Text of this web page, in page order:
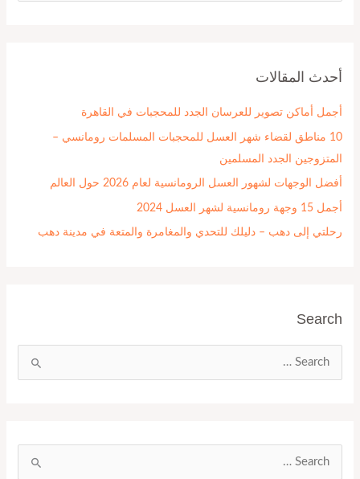
ث
ن
:
أحدث المقالات
أجمل أماكن تصوير للعرسان الجدد للمحجبات في القاهرة
10 مناطق لقضاء شهر العسل للمحجبات المسلمات رومانسي –
المتزوجين الجدد المسلمين
أفضل الوجهات لشهور العسل الرومانسية لعام 2026 حول العالم
أجمل 15 وجهة رومانسية لشهر العسل 2024
رحلتي إلى دهب – دليلك للتحدي والمغامرة والمتعة في مدينة دهب
Search